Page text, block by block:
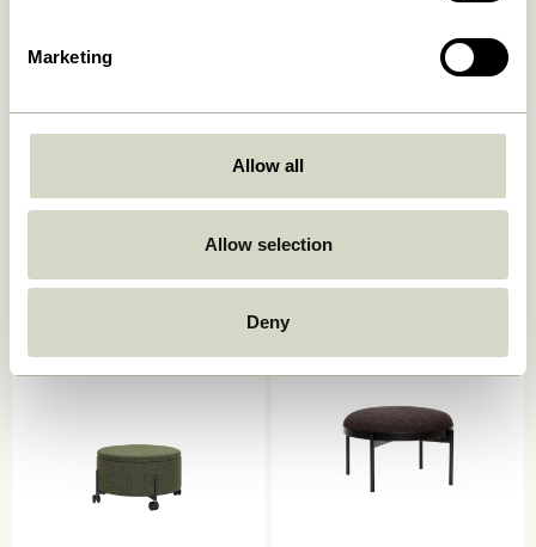
Marketing
Allow all
Allow selection
Deny
Mochi Pouf
Blau/ Multifarben
In den warenkorb
Sandfarben/ Multifarben
1.549,00
In den warenkorb